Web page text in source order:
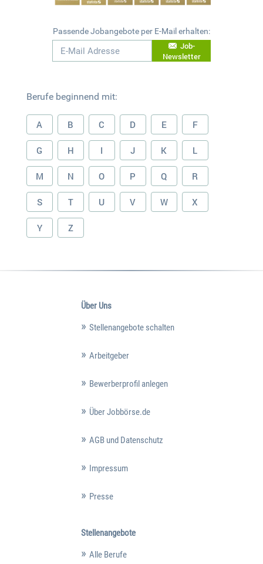
Passende Jobangebote per E-Mail erhalten:
Job-
Newsletter
Berufe beginnend mit:
A B C D E F
G H I J K L
M N O P Q R
S T U V W X
Y Z
Über Uns
Stellenangebote schalten
Arbeitgeber
Bewerberprofil anlegen
Über Jobbörse.de
AGB und Datenschutz
Impressum
Presse
Stellenangebote
Alle Berufe